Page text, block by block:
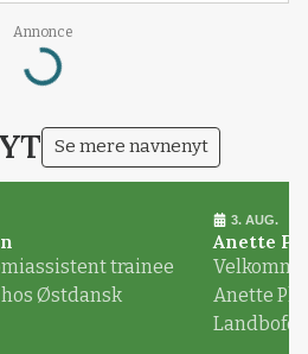
Annonce
Se mere navnenyt
trainee
hos Østdansk
3. AUG.
Anette
Anette